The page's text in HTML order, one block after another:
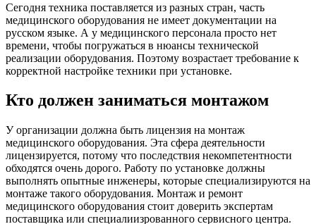
Сегодня техника поставляется из разных стран, часть
медицинского оборудования не имеет документации на
русском языке. А у медицинского персонала просто нет
времени, чтобы погружаться в нюансы технической
реализации оборудования. Поэтому возрастает требование к
корректной настройке техники при установке.
Кто должен заниматься монтажом
У организации должна быть лицензия на монтаж
медицинского оборудования. Эта сфера деятельности
лицензируется, потому что последствия некомпетентности
обходятся очень дорого. Работу по установке должны
выполнять опытные инженеры, которые специализируются на
монтаже такого оборудования. Монтаж и ремонт
медицинского оборудования стоит доверить экспертам
поставщика или специалиизрованного сервисного центра.